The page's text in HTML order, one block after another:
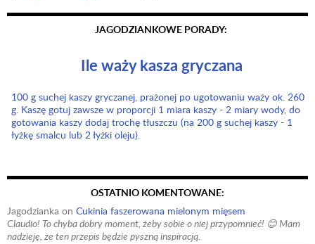
JAGODZIANKOWE PORADY:
Ile waży kasza gryczana
100 g suchej kaszy gryczanej, prażonej po ugotowaniu waży ok. 260
g. Kaszę gotuj zawsze w proporcji 1 miara kaszy - 2 miary wody, do
gotowania kaszy dodaj trochę tłuszczu (na 200 g suchej kaszy - 1
łyżkę smalcu lub 2 łyżki oleju).
OSTATNIO KOMENTOWANE:
Jagodzianka on Cukinia faszerowana mielonym mięsem
Claudio! To chyba dobry moment, żeby sobie o niej przypomnieć! 😊 Mam
nadzieję, że ten przepis będzie pyszną inspiracją.